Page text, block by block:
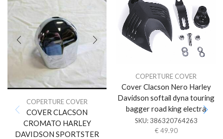
COPERTURE COVER
COVER CLACSON
CROMATO HARLEY
DAVIDSON SPORTSTER
COPERTURE COVER
Cover Clacson Nero Harley
Davidson softail dyna touring
bagger road king electra
SKU: 386320764263
€ 49.90